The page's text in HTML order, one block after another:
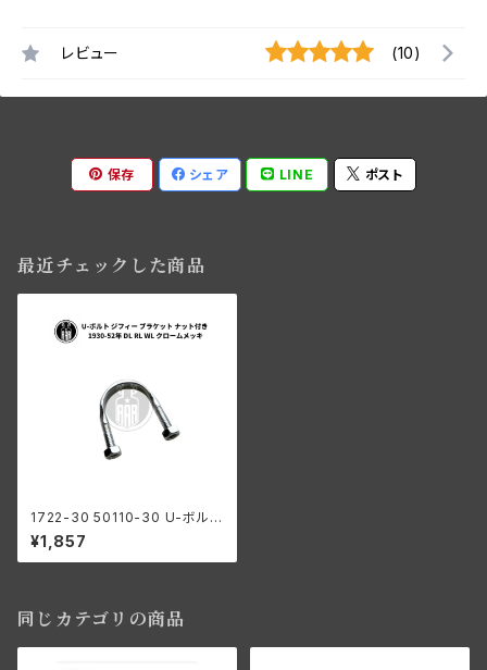
レビュー (10)
保存 シェア LINE ポスト
最近チェックした商品
1722-30 50110-30 U-ボルト
ジフィー ブラケット ナット付き
ハーレーダビッドソン 1930-52
年 DL RL WL クロームメッキ
¥1,857
同じカテゴリの商品